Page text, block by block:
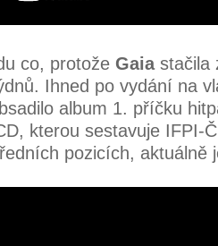
co, protože Gaiastačila
Ihned po vydání na
album 1. příčku
kterou sestavuje IFPI-
pozicích, aktuálně